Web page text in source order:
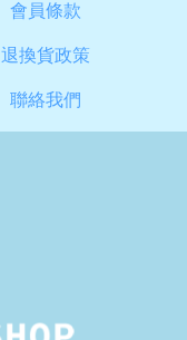
會員條款
退換貨政策
聯絡我們